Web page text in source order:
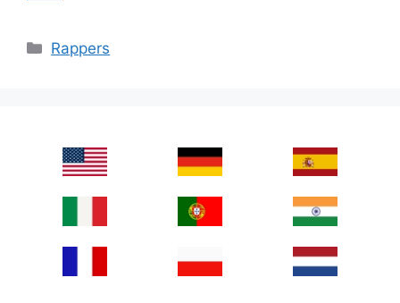
Categories
Rappers